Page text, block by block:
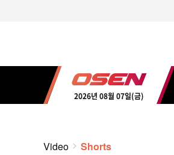
2026년 08월 07일(금)
Video Shorts